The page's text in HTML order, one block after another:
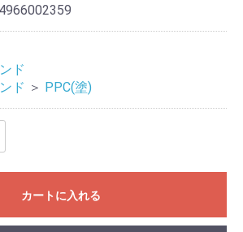
ド
ド ＞ PPC(塗)
カートに入れる